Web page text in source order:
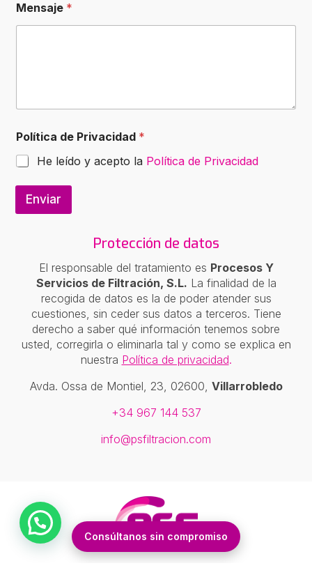
*
*
Mensaje *
Política de Privacidad *
He leído y acepto la Política de Privacidad
Enviar
Protección de datos
El responsable del tratamiento es Procesos Y
Servicios de Filtración, S.L. La finalidad de la
recogida de datos es la de poder atender sus
cuestiones, sin ceder sus datos a terceros. Tiene
derecho a saber qué información tenemos sobre
usted, corregirla o eliminarla tal y como se explica en
nuestra Política de privacidad.
Avda. Ossa de Montiel, 23, 02600, Villarrobledo
+34 967 144 537
info@psfiltracion.com
Consúltanos sin compromiso